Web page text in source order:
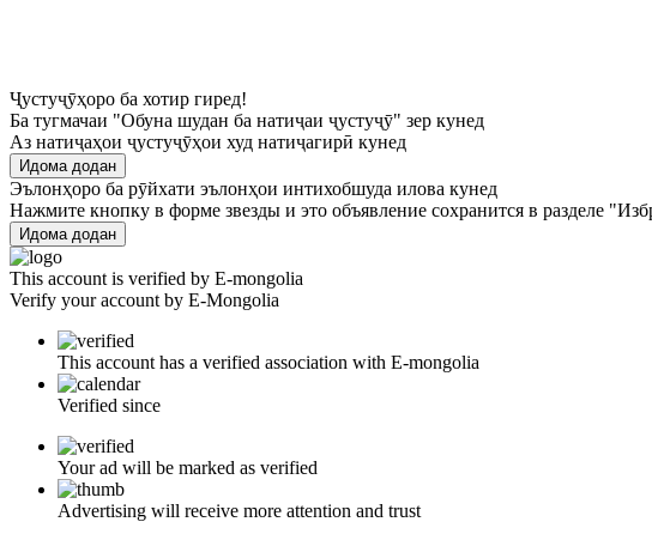
Ҷустуҷӯҳоро ба хотир гиред!
Ба тугмачаи "Обуна шудан ба натиҷаи ҷустуҷӯ" зер кунед
Аз натиҷаҳои ҷустуҷӯҳои худ натиҷагирӣ кунед
Идома додан
Эълонҳоро ба рӯйхати эълонҳои интихобшуда илова кунед
Нажмите кнопку в форме звезды и это объявление сохранится в разделе
Идома додан
This account is verified by E-mongolia
Verify your account by E-Mongolia
This account has a verified association with E-mongolia
Verified since
Your ad will be marked as verified
Advertising will receive more attention and trust